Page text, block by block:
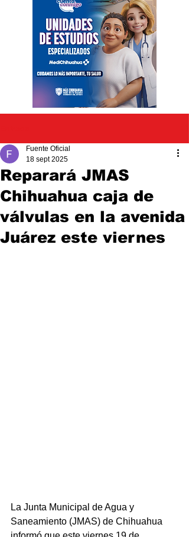
Reparará JMAS
Chihuahua caja de
válvulas en la avenida
Juárez este viernes
Fuente Oficial
18 sept 2025
La Junta Municipal de Agua y
Saneamiento (JMAS) de Chihuahua